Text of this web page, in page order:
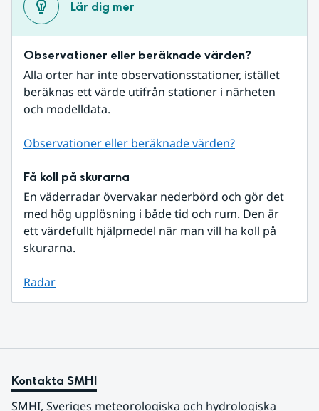
Lär dig mer
Observationer eller beräknade värden?
Alla orter har inte observationsstationer, istället
beräknas ett värde utifrån stationer i närheten
och modelldata.
Observationer eller beräknade värden?
Få koll på skurarna
En väderradar övervakar nederbörd och gör det
med hög upplösning i både tid och rum. Den är
ett värdefullt hjälpmedel när man vill ha koll på
skurarna.
Radar
Kontakta SMHI
SMHI, Sveriges meteorologiska och hydrologiska